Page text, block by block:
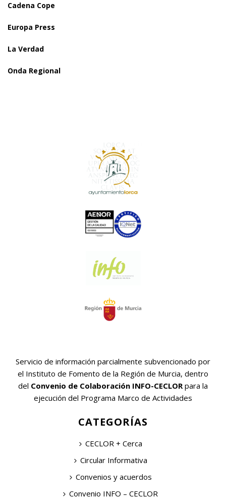
Cadena Cope
Europa Press
La Verdad
Onda Regional
Servicio de información parcialmente subvencionado por
el Instituto de Fomento de la Región de Murcia, dentro
del Convenio de Colaboración INFO-CECLOR para la
ejecución del Programa Marco de Actividades
CATEGORÍAS
CECLOR + Cerca
Circular Informativa
Convenios y acuerdos
Convenio INFO – CECLOR